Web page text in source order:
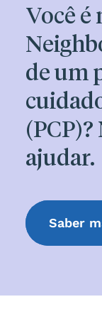
Você é
de um
ajudar.
Saber